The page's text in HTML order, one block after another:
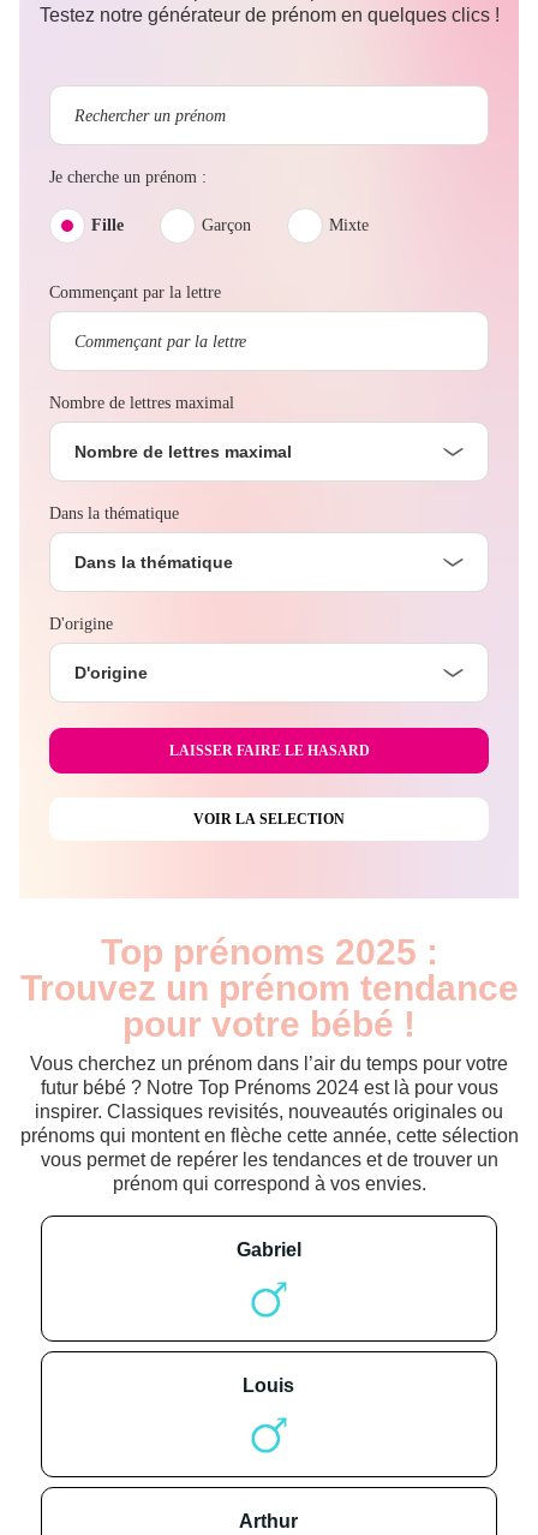
Testez notre générateur de prénom en quelques clics !
Je cherche un prénom :
Fille Garçon Mixte
Commençant par la lettre
Nombre de lettres maximal
Nombre de lettres maximal
Dans la thématique
Dans la thématique
D'origine
D'origine
Top prénoms 2025 :
Trouvez un prénom tendance
pour votre bébé !
Vous cherchez un prénom dans l’air du temps pour votre
futur bébé ? Notre Top Prénoms 2024 est là pour vous
inspirer. Classiques revisités, nouveautés originales ou
prénoms qui montent en flèche cette année, cette sélection
vous permet de repérer les tendances et de trouver un
prénom qui correspond à vos envies.
gabriel
louis
arthur